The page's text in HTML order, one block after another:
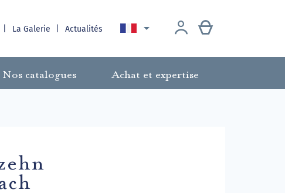
La Galerie Actualités 
Nos catalogues Achat et expertise